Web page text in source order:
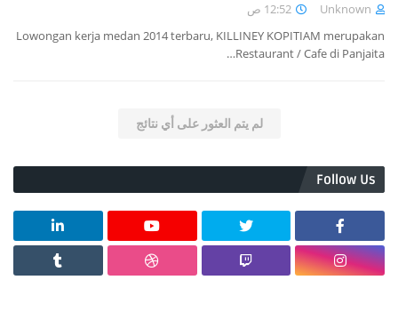
Unknown
12:52 ص
Lowongan kerja medan 2014 terbaru, KILLINEY KOPITIAM merupakan
Restaurant / Cafe di Panjaita…
لم يتم العثور على أي نتائج
Follow Us